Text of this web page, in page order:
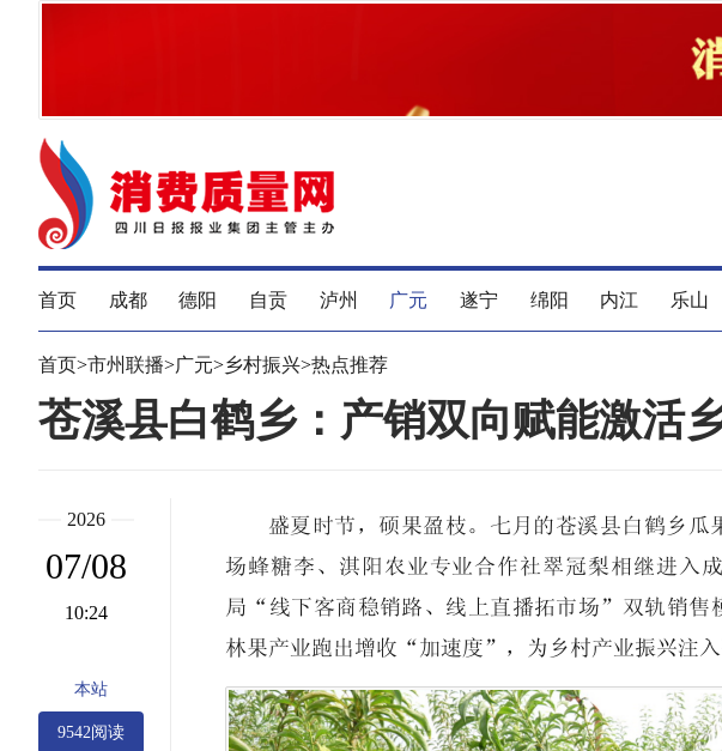
首页 成都 德阳 自贡 泸州 广元 遂宁 绵阳 内江 乐山
首页>市州联播>广元>乡村振兴>热点推荐
苍溪县白鹤乡：产销双向赋能激活
2026
07/08
10:24
本站
9542阅读
盛夏时节，硕果盈枝。七月的苍溪县白鹤乡瓜
场蜂糖李、淇阳农业专业合作社翠冠梨相继进入
局“线下客商稳销路、线上直播拓市场”双轨销售
林果产业跑出增收“加速度”，为乡村产业振兴注入